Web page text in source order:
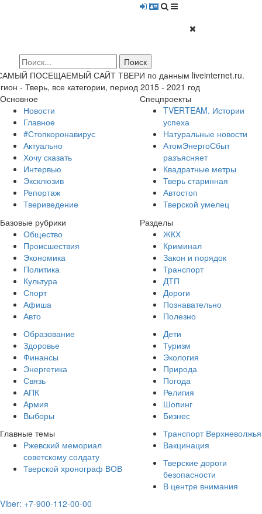
ПОСЕЩАЕМЫЙ САЙТ ТВЕРИ по данным liveinternet.ru.
- Тверь, все категории, период 2015 - 2021 год
Основное
Новости
Главное
#Стопкоронавирус
Актуально
Хочу сказать
Интервью
Эксклюзив
Репортаж
Твериведение
Спецпроекты
TVERTEAM. Истории
успеха
Натуральные новости
АтомЭнергоСбыт
разъясняет
Квадратные метры
Тверь старинная
Автостоп
Тверской умелец
Базовые рубрики
Общество
Происшествия
Экономика
Политика
Культура
Спорт
Афиша
Авто
Разделы
ЖКХ
Криминал
Закон и порядок
Транспорт
ДТП
Дороги
Познавательно
Полезно
Образование
Здоровье
Финансы
Энергетика
Связь
АПК
Армия
Выборы
Дети
Туризм
Экология
Природа
Погода
Религия
Шопинг
Бизнес
Главные темы
Ржевский мемориал
советскому солдату
Тверской хронограф ВОВ
Транспорт Верхневолжья
Вакцинация
Тверские дороги
безопасности
В центре внимания
Viber: +7-900-112-00-00